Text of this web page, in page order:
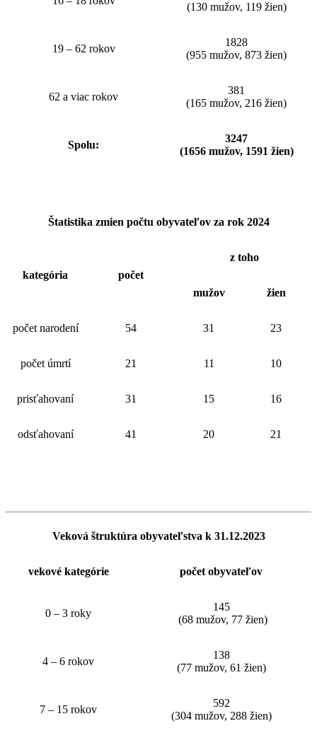
(130 mužov, 119 žien)
19 – 62 rokov
1828
(955 mužov, 873 žien)
62 a viac rokov
381
(165 mužov, 216 žien)
Spolu:
3247
(1656 mužov, 1591 žien)
Štatistika zmien počtu obyvateľov za rok 2024
kategória počet
z toho
mužov žien
počet narodení 54 31 23
počet úmrtí 21 11 10
prisťahovaní 31 15 16
odsťahovaní 41 20 21
Veková štruktúra obyvateľstva k 31.12.2023
vekové kategórie počet obyvateľov
0 – 3 roky
145
(68 mužov, 77 žien)
4 – 6 rokov
138
(77 mužov, 61 žien)
7 – 15 rokov
592
(304 mužov, 288 žien)